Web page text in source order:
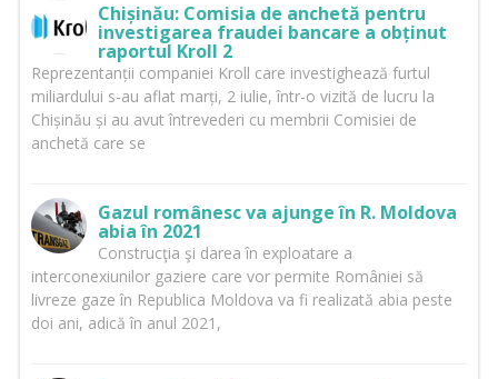
Chișinău: Comisia de anchetă pentru
investigarea fraudei bancare a obținut
raportul Kroll 2
Reprezentanții companiei Kroll care investighează furtul
miliardului s-au aflat marți, 2 iulie, într-o vizită de lucru la
Chișinău și au avut întrevederi cu membrii Comisiei de
anchetă care se
Gazul românesc va ajunge în R. Moldova
abia în 2021
Construcţia şi darea în exploatare a
interconexiunilor gaziere care vor permite României să
livreze gaze în Republica Moldova va fi realizată abia peste
doi ani, adică în anul 2021,